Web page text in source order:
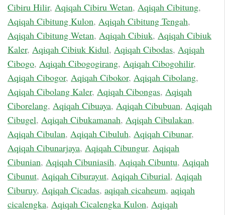
Cibiru Hilir, Aqiqah Cibiru Wetan, Aqiqah Cibitung,
Aqiqah Cibitung Kulon, Aqiqah Cibitung Tengah,
Aqiqah Cibitung Wetan, Aqiqah Cibiuk, Aqiqah Cibiuk
Kaler, Aqiqah Cibiuk Kidul, Aqiqah Cibodas, Aqiqah
Cibogo, Aqiqah Cibogogirang, Aqiqah Cibogohilir,
Aqiqah Cibogor, Aqiqah Cibokor, Aqiqah Cibolang,
Aqiqah Cibolang Kaler, Aqiqah Cibongas, Aqiqah
Ciborelang, Aqiqah Cibuaya, Aqiqah Cibubuan, Aqiqah
Cibugel, Aqiqah Cibukamanah, Aqiqah Cibulakan,
Aqiqah Cibulan, Aqiqah Cibuluh, Aqiqah Cibunar,
Aqiqah Cibunarjaya, Aqiqah Cibungur, Aqiqah
Cibunian, Aqiqah Cibuniasih, Aqiqah Cibuntu, Aqiqah
Cibunut, Aqiqah Ciburayut, Aqiqah Ciburial, Aqiqah
Ciburuy, Aqiqah Cicadas, aqiqah cicaheum, aqiqah
cicalengka, Aqiqah Cicalengka Kulon, Aqiqah